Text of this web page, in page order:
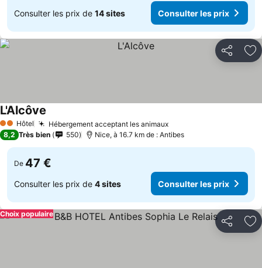
Consulter les prix de 14 sites Consulter les prix
Partager
2 Étoiles
Hôtel Hébergement acceptant les animauxConsulter les prix
L'Alcôve
8,2 Très bien 550 Nice, à 16.7 km de : Antibes
De 47 €
Consulter les prix de 4 sites Consulter les prix
Partager
Choix populaire